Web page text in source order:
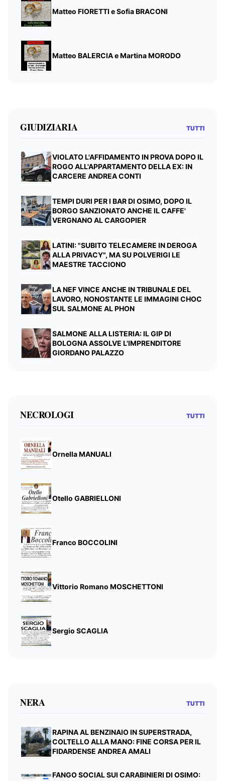
Matteo FIORETTI e Sofia BRACONI
Matteo BALERCIA e Martina MORODO
GIUDIZIARIA TUTTI
VIOLATO L'AFFIDAMENTO IN PROVA DOPO IL
ROGO ALL'APPARTAMENTO DELLA EX: IN
CARCERE ANDREA CONTI
TEMPI DURI PER I BAR DI OSIMO, DOPO IL
BORGO SANZIONATO ANCHE IL CAFFE'
VERGNANO AL CARGOPIER
LATINI: "SUBITO TELECAMERE IN DEROGA
ALLA PRIVACY", MA SU POLVERIGI LE
MAESTRE TACCIONO
LA NEF VINCE ANCHE IN TRIBUNALE DEL
LAVORO, NONOSTANTE LE IMMAGINI CHOC
SUL SALMONE AL PHON
SALMONE ALLA LISTERIA: IL GIP DI
BOLOGNA ASSOLVE L'IMPRENDITORE
GIORDANO PALAZZO
NECROLOGI TUTTI
Ornella MANUALI
Otello GABRIELLONI
Franco BOCCOLINI
Vittorio Romano MOSCHETTONI
Sergio SCAGLIA
NERA TUTTI
RAPINA AL BENZINAIO IN SUPERSTRADA,
COLTELLO ALLA MANO: FINE CORSA PER IL
FIDARDENSE ANDREA AMALI
FANGO SOCIAL SUI CARABINIERI DI OSIMO: